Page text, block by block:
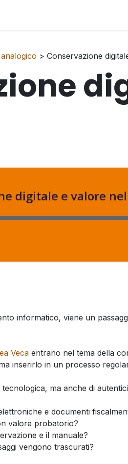
> Conservazione
informatico, viene un
Veca entrano nel tema della
inserirlo in un processo
ma anche di
e documenti
valore probatorio?
e il manuale?
vengono trascurati?